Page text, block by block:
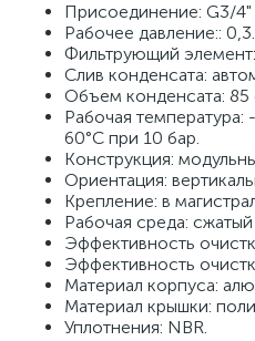
Присоединение: G3/4"
Рабочее давление::
Фильтрующий
Слив конденсата:
Объем конденсата: 85
Рабочая
60°С при 10 бар.
Конструкция:
Ориентация:
Крепление: в
Рабочая среда: сжатый
Эффективность
Эффективность
Материал корпуса:
Материал крышки:
Уплотнения: NBR.